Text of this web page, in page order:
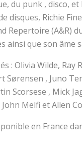
du punk , disco,
disques, Richie
Repertoire (A&R)
ainsi que son âme
: Olivia Wilde, Ray
, Juno
Scorsese , Mick
Melfi et Allen
en France